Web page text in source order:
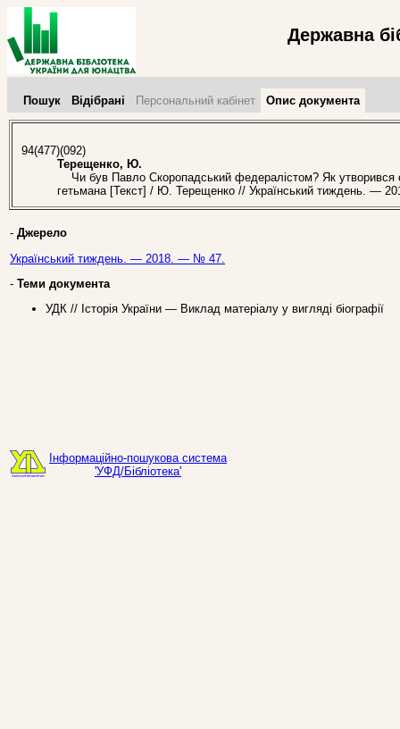
Державна
Пошук Відібрані Персональний кабінет Опис документа
94(477)(092)
Терещенко, Ю.
Чи був Павло Скоропадський федералістом? Як утворився
гетьмана [Текст] / Ю. Терещенко // Український тиждень. —
- Джерело
Український тиждень. — 2018. — № 47.
- Теми документа
УДК // Історія України — Виклад матеріалу у вигляді біографії
Інформаційно-пошукова система
'УФД/Бібліотека'